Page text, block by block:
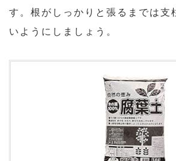
す。根がしっかりと張るまでは支
いようにしましょう。